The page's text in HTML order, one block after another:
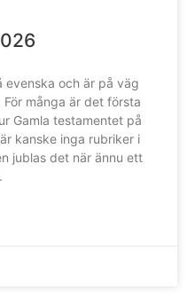
evenska och är på väg
många är det första
Gamla testamentet på
kanske inga rubriker i
jublas det när ännu ett